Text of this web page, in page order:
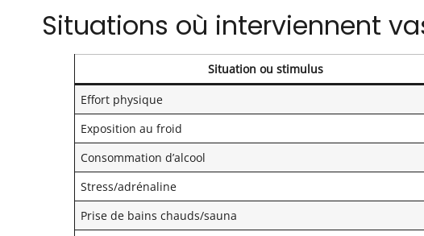
Situations où interviennent
Situation ou stimulus
Effort physique
Exposition au froid
Consommation d’alcool
Stress/adrénaline
Prise de bains chauds/sauna